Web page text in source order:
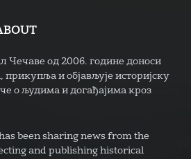
Чечаве од 2006. године доноси
прикупља и објављује историјску
о људима и догађајима кроз
been sharing news from the
and publishing historical